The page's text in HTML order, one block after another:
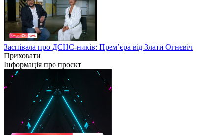
Заспівала про ДСНС-ників: Прем’єра від Злати Огнєвіч
Приховати
Інформація про проєкт